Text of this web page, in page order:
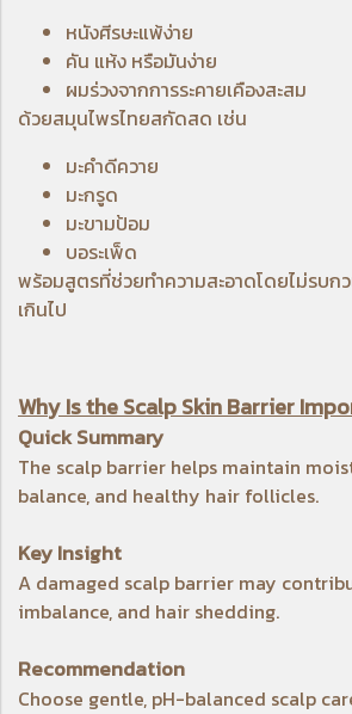
หนังศีรษะแพ้ง่าย
คัน แห้ง หรือมันง่าย
ผมร่วงจากการระคายเคืองสะสม
ด้วยสมุนไพรไทยสกัดสด เช่น
มะคำดีควาย
มะกรูด
มะขามป้อม
บอระเพ็ด
พร้อมสูตรที่ช่วยทำความสะอาดโดยไม่รบก
เกินไป
Why Is the Scalp Skin Barrier
Quick Summary
The scalp barrier helps maintain
balance, and healthy hair follicles.
Key Insight
A damaged scalp barrier may
imbalance, and hair shedding.
Recommendation
Choose gentle, pH-balanced scalp